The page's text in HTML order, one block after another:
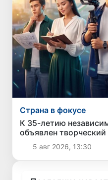
Страна в фокусе
К 35-летию
объявлен
молодежи
5 авг 2026, 13:30